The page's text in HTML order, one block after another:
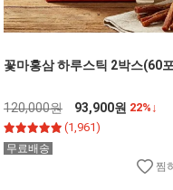
꽃마홍삼 하루스틱 2박스(60
120,000원 93,900원 22%↓
(1,961)
무료배송
찜